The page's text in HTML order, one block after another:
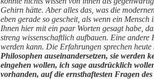
Gehirn hätte. Aber alles das, was die
eben gerade so gescheit, als wenn ein
Ihnen hier mit ein paar Worten gesagt habe,
streng wissenschaftlich aufbauen. Eine
werden kann. Die Erfahrungen sprechen heute
Philosophen auseinandersetzen, sie werden
eingehen wollen, ich sage ausdrücklich
vorhanden, auf die ernsthaftesten Fragen